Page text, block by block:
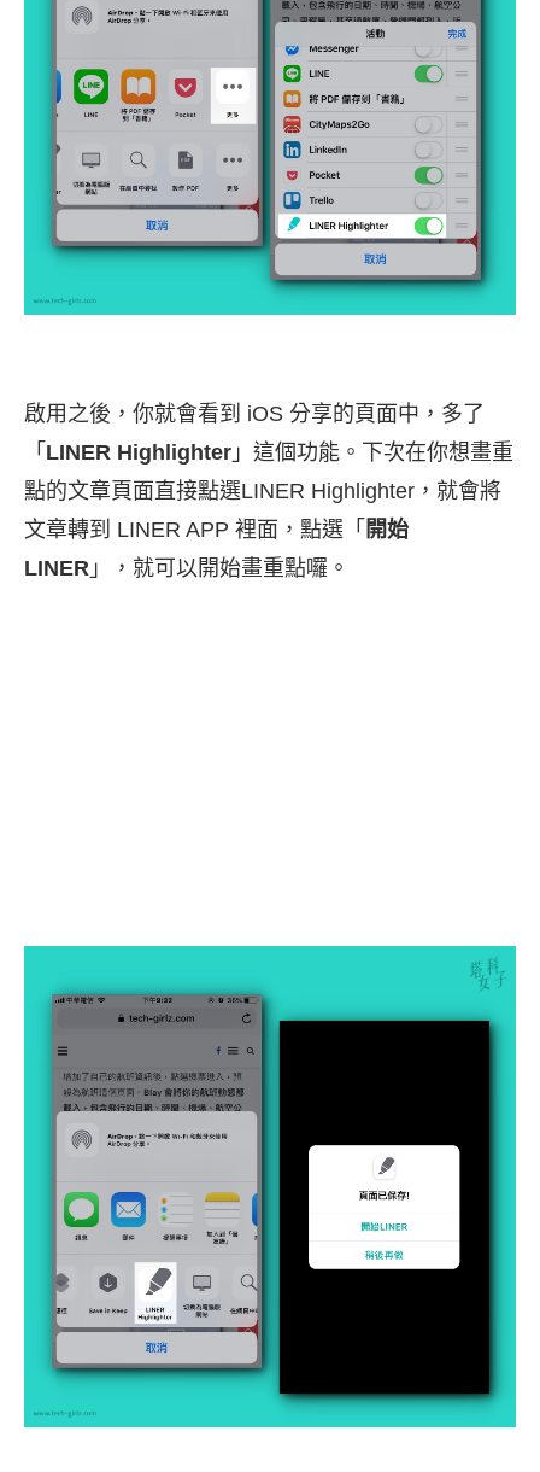
啟用之後，你就會看到 iOS 分享的頁面中，多了
「 LINER Highlighter 」這個功能。下次在你想畫重
點的文章頁面直接點選LINER Highlighter，就會將
文章轉到 LINER APP 裡面，點選「 開始
LINER 」，就可以開始畫重點囉。